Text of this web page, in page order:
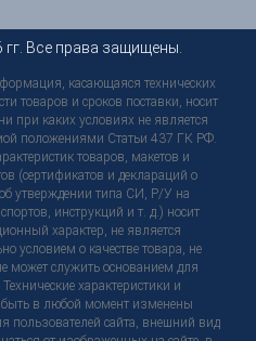
Все права защищены.
касающаяся технических
товаров и сроков поставки, носит
при каких условиях не является
положениями Статьи 437 ГК РФ.
товаров, макетов и
(сертификатов и деклараций о
об утверждении типа СИ, Р/У на
инструкций и т. д.) носит
характер, не является
условием о качестве товара, не
может служить основанием для
характеристики и
быть в любой момент изменены
пользователей сайта, внешний вид